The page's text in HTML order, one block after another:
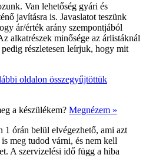
Van lehetőség gyári és
javításra is. Javaslatot teszünk
ár/érték arány szempontjából
alkatrészek minősége az árlistáknál
részletesen leírjuk, hogy mit
oldalon összegyűjtöttük
a készülékem? Megnézem »
1 órán belül elvégezhető, ami azt
meg tudod várni, és nem kell
A szervizelési idő függ a hiba